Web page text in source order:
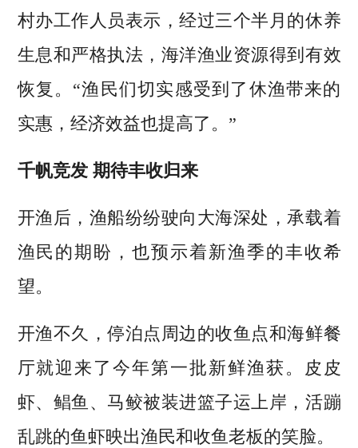
村办工作人员表示，经过三个半月的休养
生息和严格执法，海洋渔业资源得到有效
恢复。“渔民们切实感受到了休渔带来的
实惠，经济效益也提高了。”
千帆竞发 期待丰收归来
开渔后，渔船纷纷驶向大海深处，承载着
渔民的期盼，也预示着新渔季的丰收希
望。
开渔不久，停泊点周边的收鱼点和海鲜餐
厅就迎来了今年第一批新鲜渔获。皮皮
虾、鲳鱼、马鲛被装进篮子运上岸，活蹦
乱跳的鱼虾映出渔民和收鱼老板的笑脸。